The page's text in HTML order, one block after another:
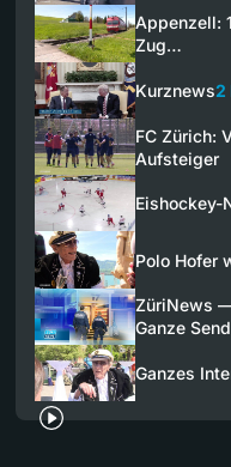
Appenzell:
Zug…
Kurznews2
FC Zürich:
Aufsteiger
Eishockey-
Polo Hofer
ZüriNews
Ganze
Ganzes